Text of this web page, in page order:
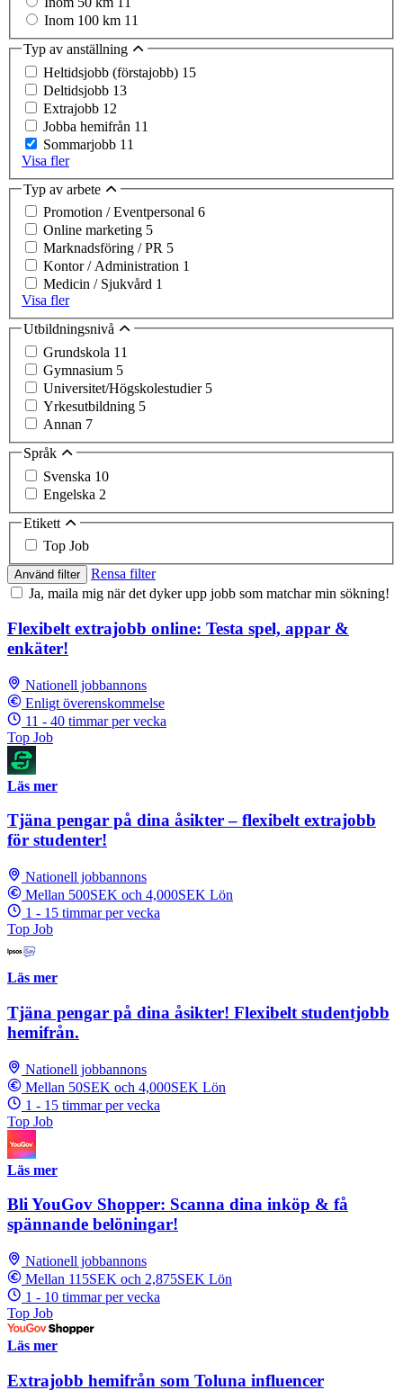
Inom 100 km 11
Typ av anställning
Heltidsjobb (förstajobb) 15
Deltidsjobb 13
Extrajobb 12
Jobba hemifrån 11
Sommarjobb 11
Visa fler
Typ av arbete
Promotion / Eventpersonal 6
Online marketing 5
Marknadsföring / PR 5
Kontor / Administration 1
Medicin / Sjukvård 1
Visa fler
Utbildningsnivå
Grundskola 11
Gymnasium 5
Universitet/Högskolestudier 5
Yrkesutbildning 5
Annan 7
Språk
Svenska 10
Engelska 2
Etikett
Top Job
Använd filter
Rensa filter
Ja, maila mig när det dyker upp jobb som matchar min sökning!
Flexibelt extrajobb online: Testa spel, appar &
enkäter!
Nationell jobbannons
Enligt överenskommelse
11 - 40 timmar per vecka
Top Job
Läs mer
Tjäna pengar på dina åsikter – flexibelt extrajobb
för studenter!
Nationell jobbannons
Mellan 500SEK och 4,000SEK Lön
1 - 15 timmar per vecka
Top Job
Läs mer
Tjäna pengar på dina åsikter! Flexibelt studentjobb
hemifrån.
Nationell jobbannons
Mellan 50SEK och 4,000SEK Lön
1 - 15 timmar per vecka
Top Job
Läs mer
Bli YouGov Shopper: Scanna dina inköp & få
spännande belöningar!
Nationell jobbannons
Mellan 115SEK och 2,875SEK Lön
1 - 10 timmar per vecka
Top Job
Läs mer
Extrajobb hemifrån som Toluna influencer